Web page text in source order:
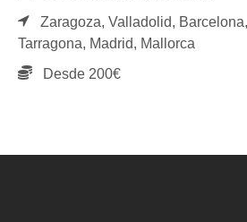
Zaragoza, Valladolid, Barcelona,
Tarragona, Madrid, Mallorca
Desde 200€